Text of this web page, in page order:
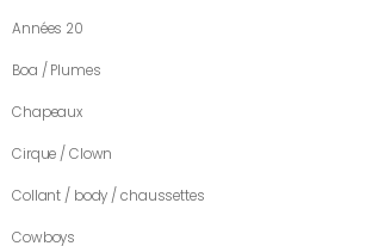
Années 20
Boa / Plumes
Chapeaux
Cirque / Clown
Collant / body / chaussettes
Cowboys